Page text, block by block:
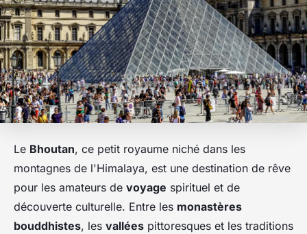
Le Bhoutan, ce petit royaume niché dans les
montagnes de l'Himalaya, est une destination de rêve
pour les amateurs de voyage spirituel et de
découverte culturelle. Entre les monastères
bouddhistes, les vallées pittoresques et les traditions